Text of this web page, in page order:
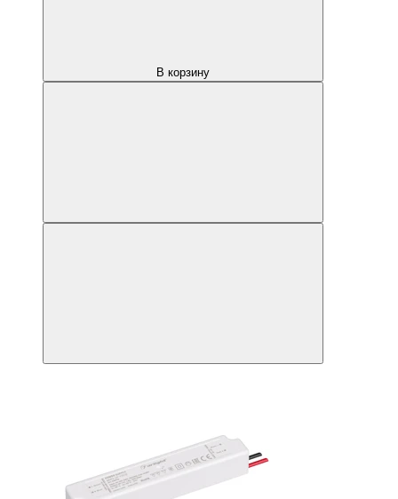
В корзину